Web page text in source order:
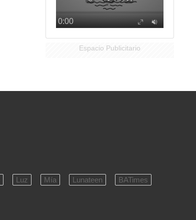
Espacio Publicitario
Luz Mía Lunateen BATimes